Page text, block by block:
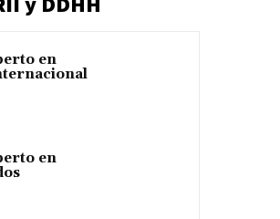
en
en